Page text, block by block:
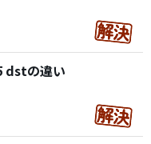
dstの違い